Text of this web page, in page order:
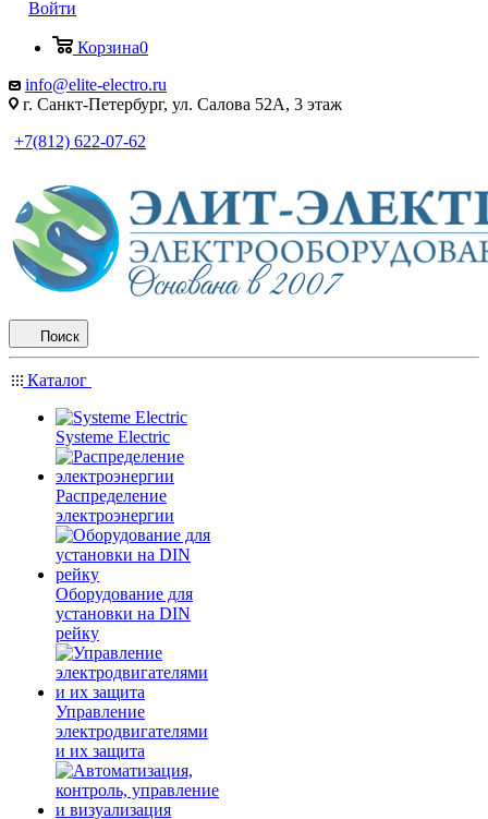
Войти
Корзина0
info@elite-electro.ru
г. Санкт-Петербург, ул. Салова 52А, 3 этаж
+7(812) 622-07-62
Поиск
Каталог
Systeme Electric
Распределение
электроэнергии
Оборудование для
установки на DIN
рейку
Управление
электродвигателями
и их защита